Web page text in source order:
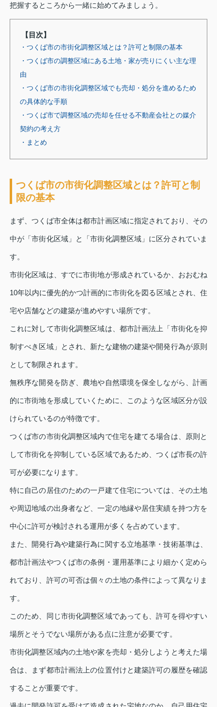
把握するところから一緒に始めてみましょう。
【目次】
・つくば市の市街化調整区域とは？許可と制限の基本
・つくば市の調整区域にある土地・家が売りにくい主な理
由
・つくば市の市街化調整区域でも売却・処分を進めるため
の具体的な手順
・つくば市で調整区域の売却を任せる不動産会社との媒介
契約の考え方
・まとめ
つくば市の市街化調整区域とは？許可と制
限の基本
まず、つくば市全体は都市計画区域に指定されており、その
中が「市街化区域」と「市街化調整区域」に区分されていま
す。
市街化区域は、すでに市街地が形成されているか、おおむね
10年以内に優先的かつ計画的に市街化を図る区域とされ、住
宅や店舗などの建築が進めやすい場所です。
これに対して市街化調整区域は、都市計画法上「市街化を抑
制すべき区域」とされ、新たな建物の建築や開発行為が原則
として制限されます。
無秩序な開発を防ぎ、農地や自然環境を保全しながら、計画
的に市街地を形成していくために、このような区域区分が設
けられているのが特徴です。
つくば市の市街化調整区域内で住宅を建てる場合は、原則と
して市街化を抑制している区域であるため、つくば市長の許
可が必要になります。
特に自己の居住のための一戸建て住宅については、その土地
や周辺地域の出身者など、一定の地縁や居住実績を持つ方を
中心に許可が検討される運用が多くを占めています。
また、開発行為や建築行為に関する立地基準・技術基準は、
都市計画法やつくば市の条例・運用基準により細かく定めら
れており、許可の可否は個々の土地の条件によって異なりま
す。
このため、同じ市街化調整区域であっても、許可を得やすい
場所とそうでない場所がある点に注意が必要です。
市街化調整区域内の土地や家を売却・処分しようと考えた場
合は、まず都市計画法上の位置付けと建築許可の履歴を確認
することが重要です。